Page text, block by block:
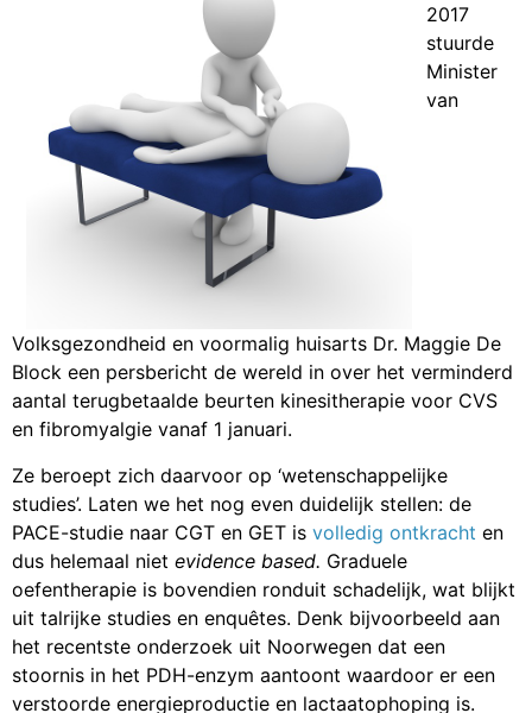
2017
stuurde
Minister
van
Volksgezondheid en voormalig huisarts Dr. Maggie De
Block een persbericht de wereld in over het verminderd
aantal terugbetaalde beurten kinesitherapie voor CVS
en fibromyalgie vanaf 1 januari.
Ze beroept zich daarvoor op ‘wetenschappelijke
studies’. Laten we het nog even duidelijk stellen: de
PACE-studie naar CGT en GET is volledig ontkracht en
dus helemaal niet evidence based. Graduele
oefentherapie is bovendien ronduit schadelijk, wat blijkt
uit talrijke studies en enquêtes. Denk bijvoorbeeld aan
het recentste onderzoek uit Noorwegen dat een
stoornis in het PDH-enzym aantoont waardoor er een
verstoorde energieproductie en lactaatophoping is.